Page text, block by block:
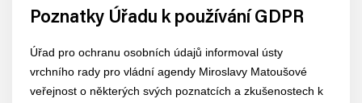
Poznatky Úřadu k používání GDPR
Úřad pro ochranu osobních údajů informoval ústy
vrchního rady pro vládní agendy Miroslavy Matoušové
veřejnost o některých svých poznatcích a zkušenostech k